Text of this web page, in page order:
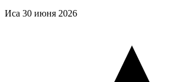
Иса 30 июня 2026